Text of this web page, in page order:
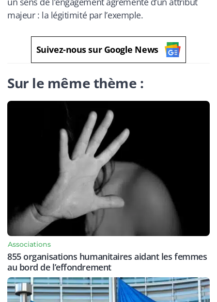
majeur : la légitimité par l’exemple.
Suivez-nous sur Google News
Sur le même thème :
Associations
855 organisations humanitaires aidant les femmes
au bord de l’effondrement